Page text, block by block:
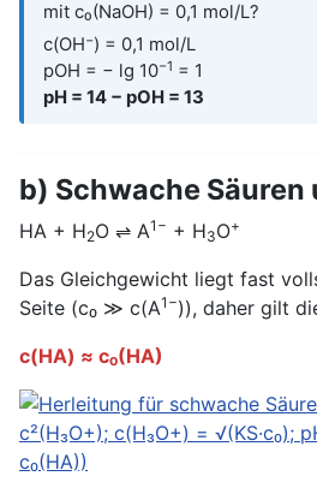
mit c₀(NaOH) = 0,1 mol/L?
c(OH−) = 0,1 mol/L
pOH = − lg 10−1 = 1
pH = 14 − pOH = 13
b) Schwache Säuren
HA + H2O ⇌ A1− + H3O+
Das Gleichgewicht liegt fast
Seite (c₀ ≫ c(A1−)), daher gilt
c(HA) ≈ c₀(HA)